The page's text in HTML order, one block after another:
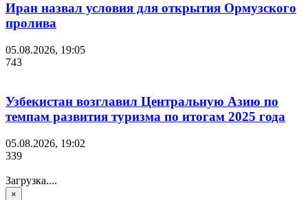
Иран назвал условия для открытия Ормузского
пролива
05.08.2026, 19:05
743
Узбекистан возглавил Центральную Азию по
темпам развития туризма по итогам 2025 года
05.08.2026, 19:02
339
Загрузка....
×